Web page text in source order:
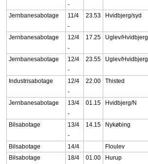
-
Jernbanesabotage
11/4
-
23.53 Hvidbjerg/syd
Jernbanesabotage
12/4
-
17.25 Uglev/Hvidbjerg
Jernbanesabotage
12/4
-
23.55 Uglev/Hvidbjerg
Industrisabotage
12/4
-
22.00 Thisted
Jernbanesabotage
13/4
-
01.15 Hvidbjerg/N
Bilsabotage
13/4
-
14.15 Nykøbing
Bilsabotage 14/4 Floulev
Bilsabotage
18/4
01.00 Hurup